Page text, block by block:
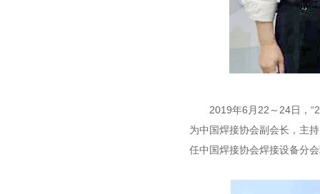
2019年6月22～24日，
为中国焊接协会副会长，主
任中国焊接协会焊接设备分